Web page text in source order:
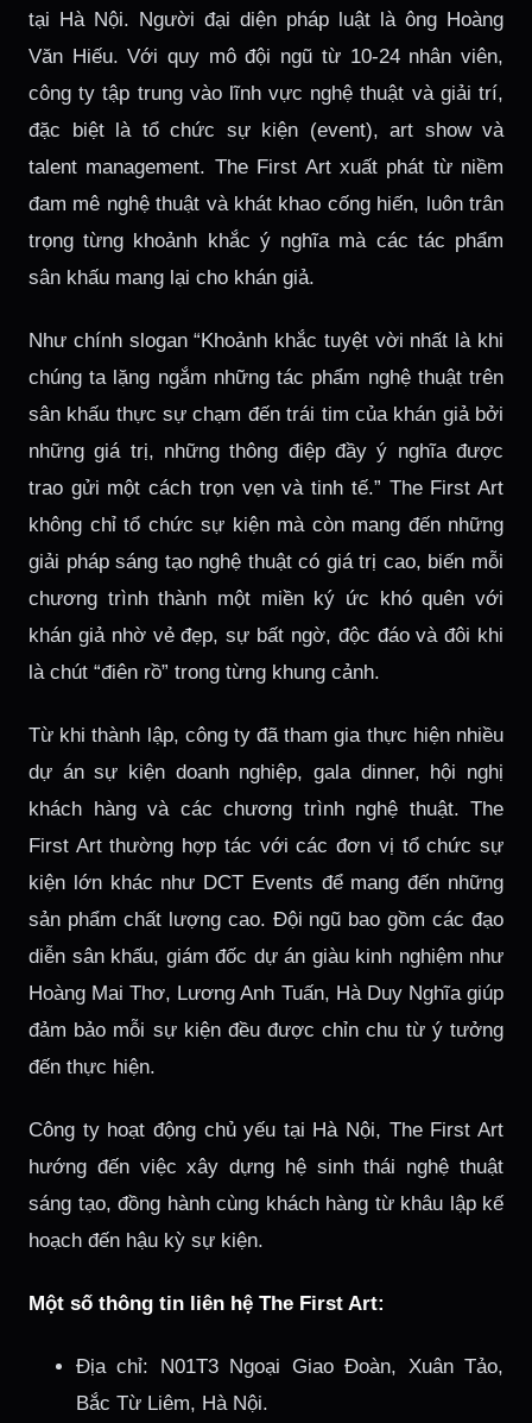
tại Hà Nội. Người đại diện pháp luật là ông Hoàng
Văn Hiếu. Với quy mô đội ngũ từ 10-24 nhân viên,
công ty tập trung vào lĩnh vực nghệ thuật và giải trí,
đặc biệt là tổ chức sự kiện (event), art show và
talent management. The First Art xuất phát từ niềm
đam mê nghệ thuật và khát khao cống hiến, luôn trân
trọng từng khoảnh khắc ý nghĩa mà các tác phẩm
sân khấu mang lại cho khán giả.
Như chính slogan “Khoảnh khắc tuyệt vời nhất là khi
chúng ta lặng ngắm những tác phẩm nghệ thuật trên
sân khấu thực sự chạm đến trái tim của khán giả bởi
những giá trị, những thông điệp đầy ý nghĩa được
trao gửi một cách trọn vẹn và tinh tế.” The First Art
không chỉ tổ chức sự kiện mà còn mang đến những
giải pháp sáng tạo nghệ thuật có giá trị cao, biến mỗi
chương trình thành một miền ký ức khó quên với
khán giả nhờ vẻ đẹp, sự bất ngờ, độc đáo và đôi khi
là chút “điên rồ” trong từng khung cảnh.
Từ khi thành lập, công ty đã tham gia thực hiện nhiều
dự án sự kiện doanh nghiệp, gala dinner, hội nghị
khách hàng và các chương trình nghệ thuật. The
First Art thường hợp tác với các đơn vị tổ chức sự
kiện lớn khác như DCT Events để mang đến những
sản phẩm chất lượng cao. Đội ngũ bao gồm các đạo
diễn sân khấu, giám đốc dự án giàu kinh nghiệm như
Hoàng Mai Thơ, Lương Anh Tuấn, Hà Duy Nghĩa giúp
đảm bảo mỗi sự kiện đều được chỉn chu từ ý tưởng
đến thực hiện.
Công ty hoạt động chủ yếu tại Hà Nội, The First Art
hướng đến việc xây dựng hệ sinh thái nghệ thuật
sáng tạo, đồng hành cùng khách hàng từ khâu lập kế
hoạch đến hậu kỳ sự kiện.
Một số thông tin liên hệ The First Art:
Địa chỉ: N01T3 Ngoại Giao Đoàn, Xuân Tảo,
Bắc Từ Liêm, Hà Nội.